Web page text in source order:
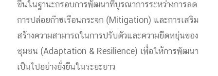
ขึ้นในฐานะกรอบการพัฒนาที่บูรณาการระหว่างการลด
การปล่อยก๊าซเรือนกระจก (Mitigation) และการเสริม
สร้างความสามารถในการปรับตัวและความยืดหยุ่นของ
ชุมชน (Adaptation & Resilience) เพื่อให้การพัฒนา
เป็นไปอย่างยั่งยืนในระยะยาว